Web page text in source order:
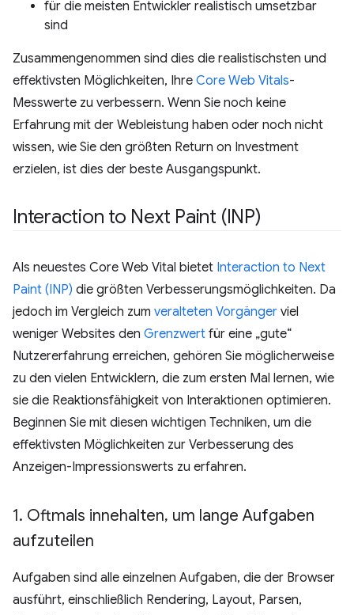
für die meisten Entwickler realistisch umsetzbar
sind
Zusammengenommen sind dies die realistischsten und
effektivsten Möglichkeiten, Ihre Core Web Vitals-
Messwerte zu verbessern. Wenn Sie noch keine
Erfahrung mit der Webleistung haben oder noch nicht
wissen, wie Sie den größten Return on Investment
erzielen, ist dies der beste Ausgangspunkt.
Interaction to Next Paint (INP)
Als neuestes Core Web Vital bietet Interaction to Next
Paint (INP) die größten Verbesserungsmöglichkeiten. Da
jedoch im Vergleich zum veralteten Vorgänger viel
weniger Websites den Grenzwert für eine „gute“
Nutzererfahrung erreichen, gehören Sie möglicherweise
zu den vielen Entwicklern, die zum ersten Mal lernen, wie
sie die Reaktionsfähigkeit von Interaktionen optimieren.
Beginnen Sie mit diesen wichtigen Techniken, um die
effektivsten Möglichkeiten zur Verbesserung des
Anzeigen-Impressionswerts zu erfahren.
1. Oftmals innehalten, um lange Aufgaben
aufzuteilen
Aufgaben sind alle einzelnen Aufgaben, die der Browser
ausführt, einschließlich Rendering, Layout, Parsen,